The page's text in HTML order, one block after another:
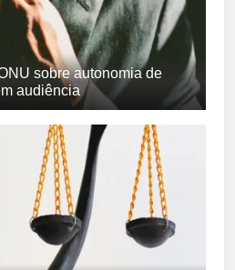
sobre autonomia de
audiência